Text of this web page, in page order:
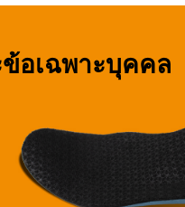
อเฉพาะบุคคล